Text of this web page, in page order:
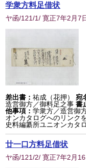
学衆方料足借状
ヤ函/121/1/ 寛正7年2月7
差出書：祐成（花押） 宛
造営御方／御料足之事書
他事項：学衆方／造営御
オンカタログへのリンク
史料編纂所ユニオンカタ
廿一口方料足借状
ヤ函/121/2/ 寛正7年2月16